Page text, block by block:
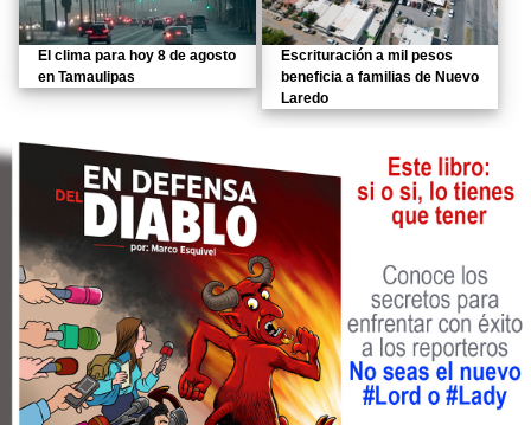
El clima para hoy 8 de agosto
en Tamaulipas
Escrituración a mil pesos
beneficia a familias de Nuevo
Laredo